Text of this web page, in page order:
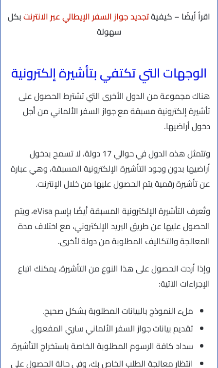
اقرأ أيضًا – كيفيةتجديد جواز السفر الإيطالي عبر الانترنتبكل
سهولة
الوجهات التي تكتفي بتأشيرة إلكترونية
هناك مجموعة من الدول الأخرى التي تشترط الحصول على
تأشيرة إلكترونية مسبقة مع جواز السفر الألماني من أجل
دخول أراضيها.
وتتمثل هذه الدول في حوالي 17 دولة، لا تسمح بدخول
أراضيها بدون وجود التأشيرة الإلكترونية المسبقة، وهي عبارة
عن تأشيرة رقمية يتم الحصول عليها من خلال الإنترنت.
وتُعرف التأشيرة الإلكترونية المسبقة أيضًا بإسم eVisa، ويتم
الحصول عليها عن طريق البريد الإلكتروني، مع اختلاف مدة
المعالجة والتكاليف المطلوبة من دولة لأخرى.
وإذا أردت الحصول على هذا النوع من التأشيرة، يمكنك اتباع
الإجراءات الآتية:
ملء النموذج بالبيانات المطلوبة بشكل صحيح.
تقديم بيانات جواز السفر الألماني ساري المفعول.
سداد كافة الرسوم المطلوبة الخاصة باستخراج التأشيرة.
انتظار معالجة الطلب الخاص بك، وفي حالة الحصول على